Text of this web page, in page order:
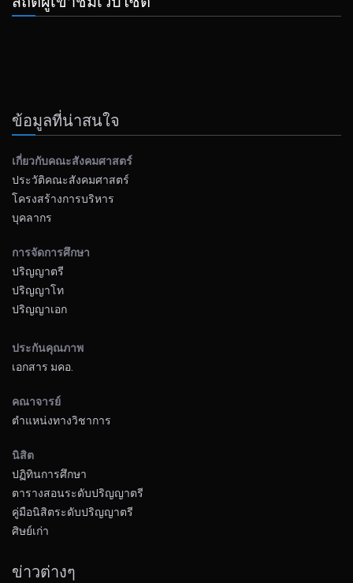
ข้อมูลที่น่าสนใจ
เกี่ยวกับคณะสังคมศาสตร์
ประวัติคณะสังคมศาสตร์
โครงสร้างการบริหาร
บุคลากร
การจัดการศึกษา
ปริญญาตรี
ปริญญาโท
ปริญญาเอก
ประกันคุณภาพ
เอกสาร มคอ.
คณาจารย์
ตำแหน่งทางวิชาการ
นิสิต
ปฏิทินการศึกษา
ตารางสอนระดับปริญญาตรี
คู่มือนิสิตระดับปริญญาตรี
ศิษย์เก่า
ข่าวต่างๆ